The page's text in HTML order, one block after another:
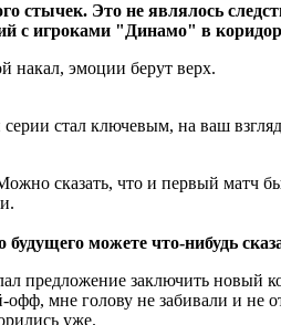
стычек. Это не являлось
с игроками "Динамо" в
накал, эмоции берут верх.
стал ключевым, на ваш
сказать, что и первый матч
можете что-нибудь
предложение заключить новый
офф, мне голову не забивали и не
уже.